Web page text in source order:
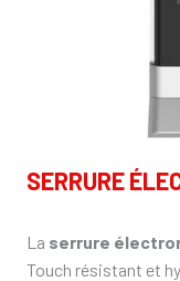
SERRURE
La serrure
Touch résistant et